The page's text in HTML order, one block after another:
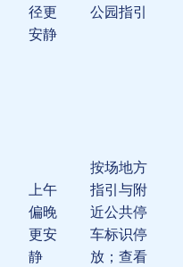
径更
安静
公园指引
上午
偏晚
更安
静
按场地方
指引与附
近公共停
车标识停
放；查看